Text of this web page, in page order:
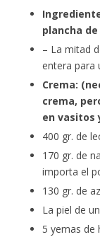
plancha
– La mitad
entera para
Crema:
crema,
en vasitos
400 gr. de
170 gr. de
importa el
130 gr. de
La piel de
5 yemas de